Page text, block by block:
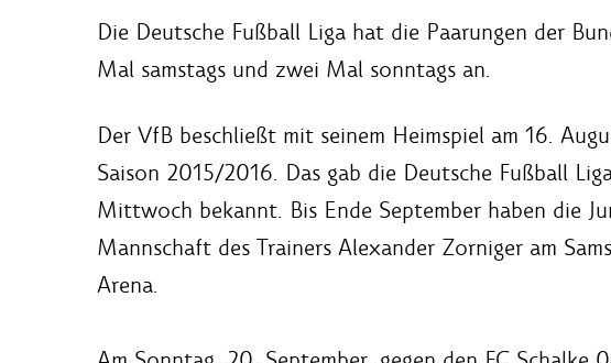
Die Deutsche Fußball Liga hat die Paarungen der
Mal samstags und zwei Mal sonntags an.
Der VfB beschließt mit seinem Heimspiel am 16.
Saison 2015/2016. Das gab die Deutsche Fußball
Mittwoch bekannt. Bis Ende September haben die
Mannschaft des Trainers Alexander Zorniger am
Arena.